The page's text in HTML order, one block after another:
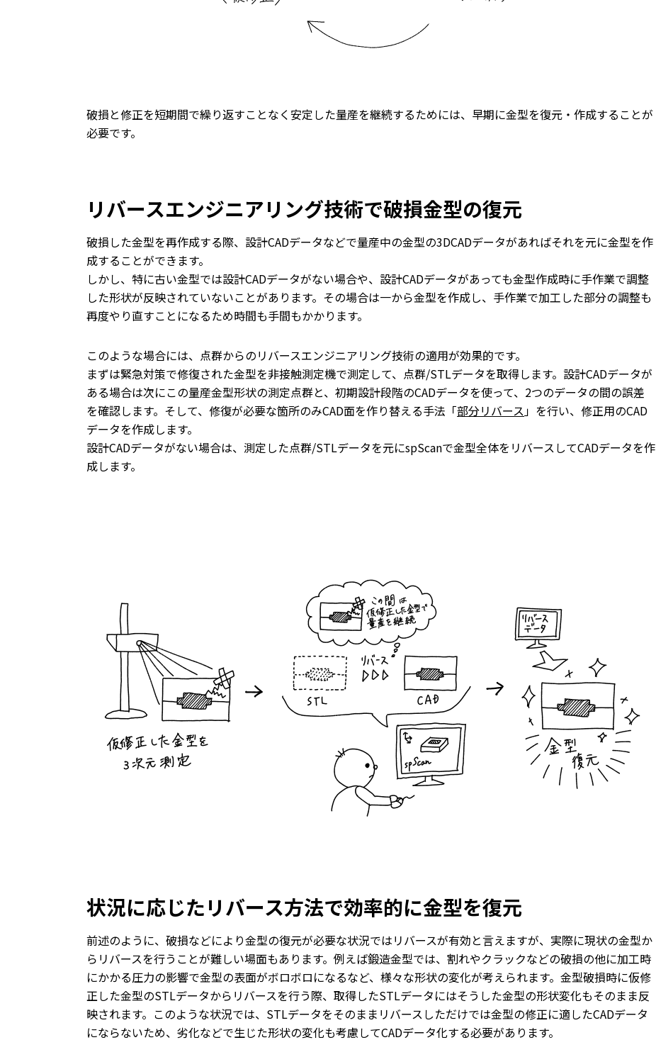
破損と修正を短期間で繰り返すことなく安定した量産を継続するためには、早期に金型を復元・作成することが
必要です。
リバースエンジニアリング技術で破損金型の復元
破損した金型を再作成する際、設計CADデータなどで量産中の金型の3DCADデータがあればそれを元に金型を作
成することができます。
しかし、特に古い金型では設計CADデータがない場合や、設計CADデータがあっても金型作成時に手作業で調整
した形状が反映されていないことがあります。その場合は一から金型を作成し、手作業で加工した部分の調整も
再度やり直すことになるため時間も手間もかかります。
このような場合には、点群からのリバースエンジニアリング技術の適用が効果的です。
まずは緊急対策で修復された金型を非接触測定機で測定して、点群/STLデータを取得します。設計CADデータが
ある場合は次にこの量産金型形状の測定点群と、初期設計段階のCADデータを使って、2つのデータの間の誤差
を確認します。そして、修復が必要な箇所のみCAD面を作り替える手法「部分リバース」を行い、修正用のCAD
データを作成します。
設計CADデータがない場合は、測定した点群/STLデータを元にspScanで金型全体をリバースしてCADデータを作
成します。
状況に応じたリバース方法で効率的に金型を復元
前述のように、破損などにより金型の復元が必要な状況ではリバースが有効と言えますが、実際に現状の金型か
らリバースを行うことが難しい場面もあります。例えば鍛造金型では、割れやクラックなどの破損の他に加工時
にかかる圧力の影響で金型の表面がボロボロになるなど、様々な形状の変化が考えられます。金型破損時に仮修
正した金型のSTLデータからリバースを行う際、取得したSTLデータにはそうした金型の形状変化もそのまま反
映されます。このような状況では、STLデータをそのままリバースしただけでは金型の修正に適したCADデータ
にならないため、劣化などで生じた形状の変化も考慮してCADデータ化する必要があります。